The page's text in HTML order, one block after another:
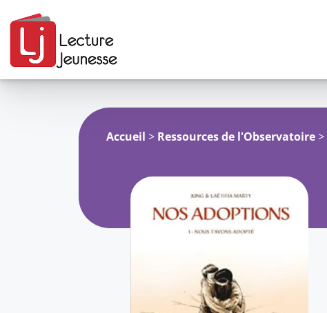
Aller
Accueil > Ressources de l'Observatoire >